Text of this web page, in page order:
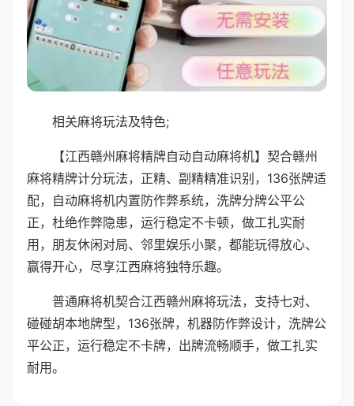
相关麻将玩法及特色;
【江西赣州麻将精牌自动自动麻将机】契合赣州
麻将精牌计分玩法，正精、副精精准识别，136张牌适
配，自动麻将机内置防作弊系统，洗牌分牌公平公
正，杜绝作弊隐患，运行稳定不卡顿，做工扎实耐
用，朋友休闲对局、邻里娱乐小聚，都能玩得放心、
赢得开心，尽享江西麻将独特乐趣。
普通麻将机契合江西赣州麻将玩法，支持七对、
碰碰胡本地牌型，136张牌，机器防作弊设计，洗牌公
平公正，运行稳定不卡牌，出牌流畅顺手，做工扎实
耐用。